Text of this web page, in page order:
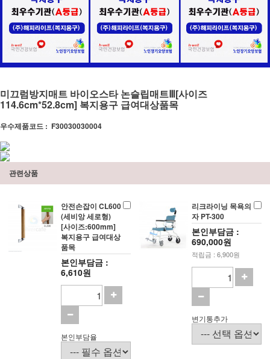
미끄럼방지매트 바이오스타 논슬립매트Ⅲ[사이즈
114.6cm*52.8cm] 복지용구 급여대상품목
우수제품코드 : F30030030004
관련상품
안전손잡이 CL600
(세비앙 세로형)
[사이즈:600mm]
복지용구 급여대상
품목
본인부담금 :
6,610원
본인부담율
리크라이닝 목욕의
자 PT-300
본인부담금 :
690,000원
적립금 : 6,900원
변기통추가